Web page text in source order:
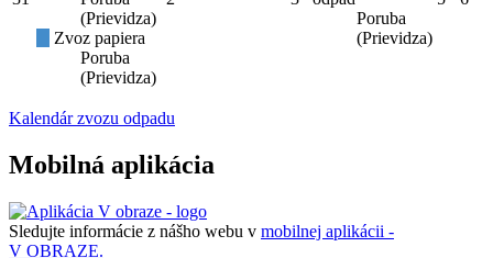
(Prievidza)
Zvoz papiera
Poruba
(Prievidza)
Poruba
(Prievidza)
Kalendár zvozu odpadu
Mobilná aplikácia
Sledujte informácie z nášho webu v mobilnej aplikácii -
V OBRAZE.